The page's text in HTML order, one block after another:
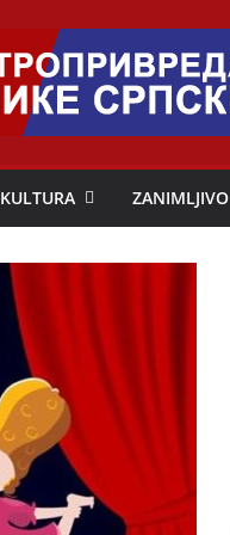
KULTURA ZANIMLJIVO